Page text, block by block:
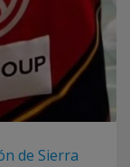
de Sierra